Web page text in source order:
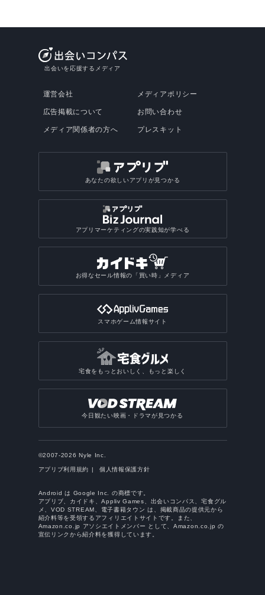
出会いを応援するメディア
運営会社
広告掲載について
メディア関係者の方へ
メディアポリシー
お問い合わせ
プレスキット
あなたの欲しいアプリが見つかる
アプリマーケティングの実践知が学べる
お得なセール情報の「買い時」メディア
スマホゲーム情報サイト
宅食をもっとおいしく、もっと楽しく
今日観たい映画・ドラマが見つかる
©2007-2026 Nyle Inc.
アプリブ利用規約 個人情報保護方針
Android は Google Inc. の商標です。
アプリブ、カイドキ、Appliv Games、出会いコンパス、宅食グル
メ、VOD STREAM、電子書籍タウン は、掲載商品の提供元から
紹介料等を受領するアフィリエイトサイトです。また、
Amazon.co.jp アソシエイトメンバー として、Amazon.co.jp の
宣伝リンクから紹介料を獲得しています。